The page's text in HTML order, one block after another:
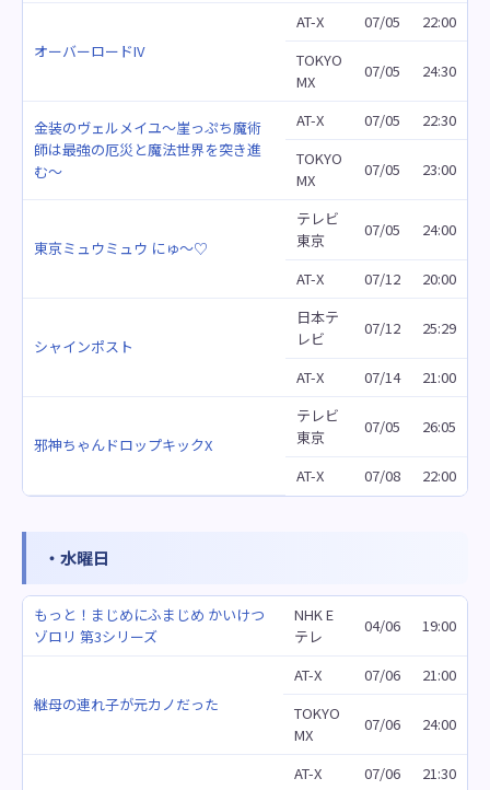
オーバーロードIV
AT-X 07/05
22:00
TOKYO
MX
07/05 24:30
金装のヴェルメイユ～崖っぷち魔術
師は最強の厄災と魔法世界を突き進
む～
AT-X 07/05
22:30
TOKYO
MX
07/05 23:00
東京ミュウミュウ にゅ～♡
テレビ
東京
07/05 24:00
AT-X 07/12 20:00
シャインポスト
日本テ
レビ
07/12 25:29
AT-X 07/14 21:00
邪神ちゃんドロップキックX
テレビ
東京
07/05 26:05
AT-X 07/08 22:00
・水曜日
もっと！まじめにふまじめ かいけつ
ゾロリ 第3シリーズ
NHK E
テレ
04/06 19:00
継母の連れ子が元カノだった
AT-X 07/06
21:00
TOKYO
MX
07/06 24:00
AT-X 07/06
21:30